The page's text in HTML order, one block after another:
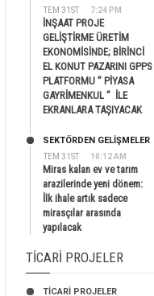
TEM 31ST 7:24 PM
İNŞAAT PROJE
GELİŞTİRME ÜRETİM
EKONOMİSİNDE; BİRİNCİ
EL KONUT PAZARINI GPPS
PLATFORMU ” PİYASA
GAYRİMENKUL ” İLE
EKRANLARA TAŞIYACAK
TEM 31ST 10:12 AM
SEKTÖRDEN GELIŞMELER
Miras kalan ev ve tarım
arazilerinde yeni dönem:
İlk ihale artık sadece
mirasçılar arasında
yapılacak
TICARI PROJELER
TİCARİ PROJELER